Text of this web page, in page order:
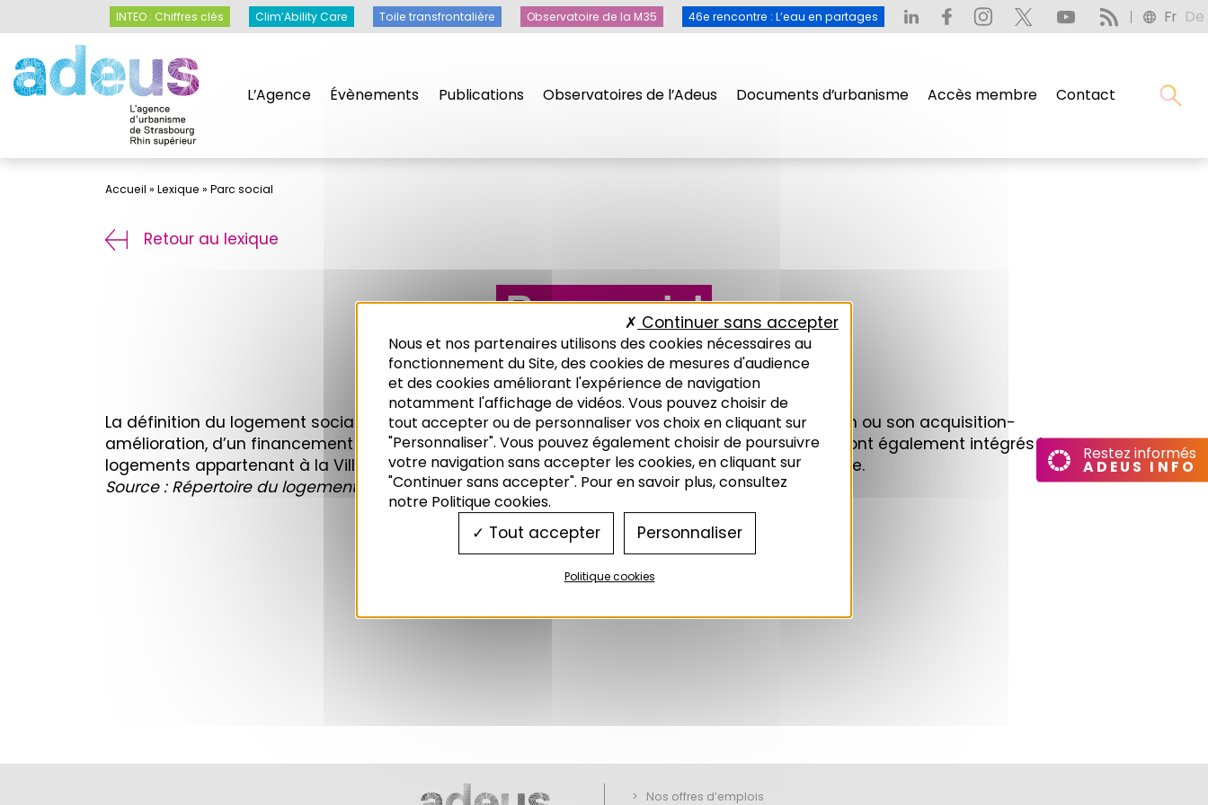
L’Agence Évènements Publications Observatoires de l’Adeus Documents d’urbanisme Accès membre Contact
INTEO : Chiffres clés Clim’Ability Care Toile transfrontalière Observatoire de la M35 46e rencontre : L’eau en partages Fr De
Recherche
Accueil » Lexique » Parc social
Retour au lexique
Parc social
La définition du logement social entend ici tout logement ayant bénéficié, pour sa construction ou son acquisition-
amélioration, d’un financement aidé (Prêt locatif aidé, PLA très social, PLA d’intégration, etc.). Sont également intégrés les
logements appartenant à la Ville de Strasbourg et gérés par le bailleur social PACT Nord-Alsace.
Source : Répertoire du logement social dans laCUS, Adeus, décembre 1999.
Nos offres d’emplois
Restez informés
ADEUS INFO
Panneau de gestion des cookies
Nous et nos partenaires utilisons des cookies nécessaires au
fonctionnement du Site, des cookies de mesures d'audience
et des cookies améliorant l'expérience de navigation
notamment l'affichage de vidéos. Vous pouvez choisir de
tout accepter ou de personnaliser vos choix en cliquant sur
"Personnaliser". Vous pouvez également choisir de poursuivre
votre navigation sans accepter les cookies, en cliquant sur
"Continuer sans accepter". Pour en savoir plus, consultez
notre Politique cookies.
Tout accepter
Continuer sans accepter
Personnaliser
Politique cookies